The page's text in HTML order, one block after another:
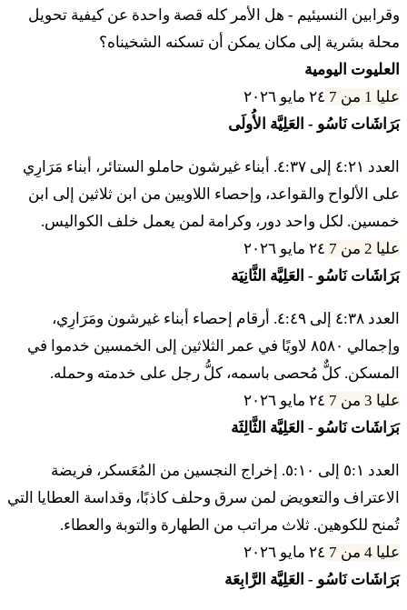
٧ فْهِتْفَدّو إِت حَطّاتام أَشِر عاسو فْهيشيب إِت أَشامو
بْروشو فَحَميشيتو يوسيف عالاف فْنَتَن لَأَشِر آشَم لو
וְהִתְוַדּוּ אֶת חַטָּאתָם אֲשֶׁר עָשׂוּ וְהֵשִׁיב אֶת
אֲשָׁמוֹ בְּרֹאשׁוֹ וַחֲמִישִׁתוֹ יֹסֵף עָלָיו וְנָתַן לַאֲשֶׁר
אָשַׁם לוֹ׃
٨ فْإِم إين لاإيش جوئيل لْهاشيب هاآشام إيلاف هاآشام
هَمّوشاب لادوناي لَكّوهين مِلّْبَد إيل هَكِّبّوريم أَشِر يْخَبِّر بّو
عالاف
ח
וְאִם אֵין לָאִישׁ גֹּאֵל לְהָשִׁיב הָאָשָׁם אֵלָיו
הָאָשָׁם הַמּוּשָׁב לַידוָד לַכֹּהֵן מִלְּבַד אֵיל הַכִּפֻּרִים
אֲשֶׁר יְכַפֶּר בּוֹ עָלָיו׃
٩ فْخول تْروما لْخول قَدْشيه بْنيه يِسْرائيل أَشِر يَقْريبو
لَكّوهين لو يِهْيِه
ט
וְכָל תְּרוּמָה לְכָל קָדְשֵׁי בְנֵי יִשְׂרָאֵל אֲשֶׁר יַקְרִיבוּ
לַכֹּהֵן לוֹ יִהְיֶה׃
وقرابين النسيئيم - هل الأمر كله قصة واحدة عن كيفية تحويل
محلة بشرية إلى مكان يمكن أن تسكنه الشخيناه؟
العليوت اليومية
عليا 1 من 7
٢٤ مايو ٢٠٢٦
بَرَاشَات نَاسُو - العَلِيَّة الأُولَى
العدد ٤:٢١ إلى ٤:٣٧. أبناء غيرشون حاملو الستائر، أبناء مَرَارِي
على الألواح والقواعد، وإحصاء اللاويين من ابن ثلاثين إلى ابن
خمسين. لكل واحد دور، وكرامة لمن يعمل خلف الكواليس.
عليا 2 من 7
٢٤ مايو ٢٠٢٦
بَرَاشَات نَاسُو - العَلِيَّة الثَّانِيَة
العدد ٤:٣٨ إلى ٤:٤٩. أرقام إحصاء أبناء غيرشون ومَرَارِي،
وإجمالي ٨٥٨٠ لاويًا في عمر الثلاثين إلى الخمسين خدموا في
المسكن. كلٌّ مُحصى باسمه، كلُّ رجل على خدمته وحمله.
عليا 3 من 7
٢٤ مايو ٢٠٢٦
بَرَاشَات نَاسُو - العَلِيَّة الثَّالِثَة
العدد ٥:١ إلى ٥:١٠. إخراج النجسين من المُعَسكر، فريضة
الاعتراف والتعويض لمن سرق وحلف كاذبًا، وقداسة العطايا التي
تُمنح للكوهين. ثلاث مراتب من الطهارة والتوبة والعطاء.
عليا 4 من 7
٢٤ مايو ٢٠٢٦
بَرَاشَات نَاسُو - العَلِيَّة الرَّابِعَة